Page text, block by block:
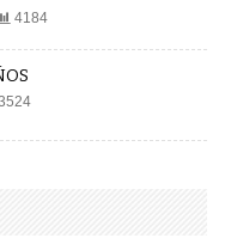
4184